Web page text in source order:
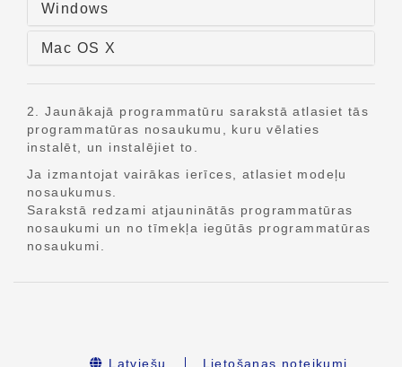
Windows
Mac OS X
2. Jaunākajā programmatūru sarakstā atlasiet tās
programmatūras nosaukumu, kuru vēlaties
instalēt, un instalējiet to.
Ja izmantojat vairākas ierīces, atlasiet modeļu
nosaukumus.
Sarakstā redzami atjauninātās programmatūras
nosaukumi un no tīmekļa iegūtās programmatūras
nosaukumi.
Latviešu Lietošanas noteikumi